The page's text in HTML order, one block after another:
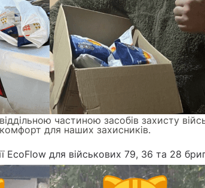
частиною засобів захисту
для наших захисників.
EcoFlow для військових 79, 36 та 28